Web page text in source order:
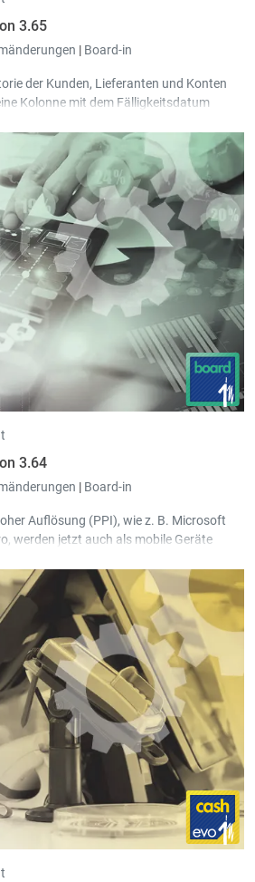
3.65
| Board-in
der Kunden, Lieferanten und Konten
Kolonne mit dem Fälligkeitsdatum
kann man sich jetzt zusätzlich folgende
Kunde, Fälligkeitsdatum,
Rechnungskommentar.
Export gedacht.
Lieferanten und Konten gibt es
und Saldo. Die Periode, auf die sich die
jetzt im Titel der Kolonne.
3.64
| Board-in
Auflösung (PPI), wie z. B. Microsoft
werden jetzt auch als mobile Geräte
des Dashboards werden jetzt
angezeigt.
wird jetzt auch das Kommentarfeld mit